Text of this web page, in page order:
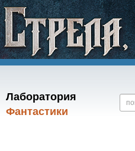
Лаборатория
Фантастики